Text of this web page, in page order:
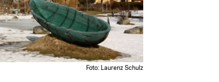
Foto: Laurenz Schulz